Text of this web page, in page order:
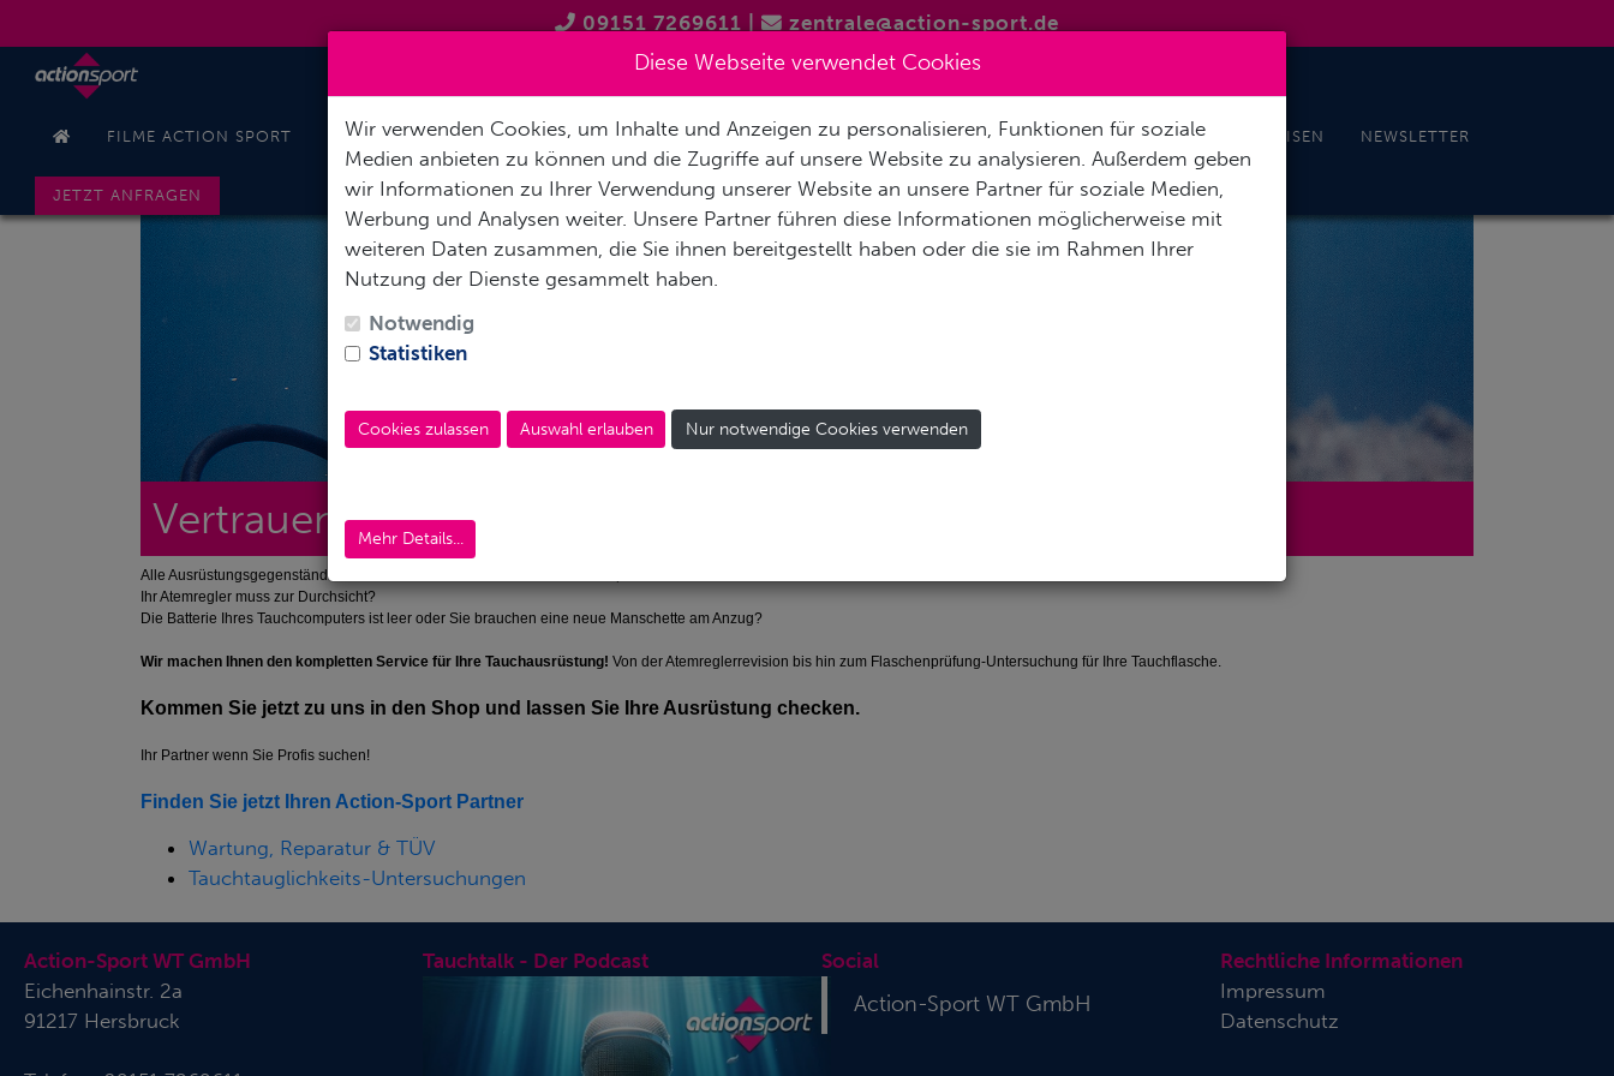
09151 7269611 zentrale@action-sport.de
FILME ACTION SPORT PRODUKTVORSTELLUNGEN TAUCHSHOPS TAUCHAUSBILDUNG GRUPPENREISEN NEWS TAUCHREISEN NEWSLETTER
JETZT ANFRAGEN
Vertrauen ist gut. Kontrolle ist besser!
Alle Ausrüstungsgegenstände werden beim Tauchen und an Land beansprucht.
Ihr Atemregler muss zur Durchsicht?
Die Batterie Ihres Tauchcomputers ist leer oder Sie brauchen eine neue Manschette am Anzug?
Wir machen Ihnen den kompletten Service für Ihre Tauchausrüstung! Von der Atemreglerrevision bis hin zum Flaschenprüfung-Untersuchung für Ihre Tauchflasche.
Kommen Sie jetzt zu uns in den Shop und lassen Sie Ihre Ausrüstung checken.
Ihr Partner wenn Sie Profis suchen!
Finden Sie jetzt Ihren Action-Sport Partner
Wartung, Reparatur & TÜV
Tauchtauglichkeits-Untersuchungen
Action-Sport WT GmbH
Eichenhainstr. 2a
91217 Hersbruck
Tauchtalk - Der Podcast Social
Action-Sport WT GmbH
Rechtliche Informationen
Impressum
Datenschutz
Diese Webseite verwendet Cookies
Wir verwenden Cookies, um Inhalte und Anzeigen zu personalisieren, Funktionen für soziale
Medien anbieten zu können und die Zugriffe auf unsere Website zu analysieren. Außerdem geben
wir Informationen zu Ihrer Verwendung unserer Website an unsere Partner für soziale Medien,
Werbung und Analysen weiter. Unsere Partner führen diese Informationen möglicherweise mit
weiteren Daten zusammen, die Sie ihnen bereitgestellt haben oder die sie im Rahmen Ihrer
Nutzung der Dienste gesammelt haben.
Notwendig
Statistiken
Cookies zulassen Auswahl erlauben Nur notwendige Cookies verwenden
Mehr Details...